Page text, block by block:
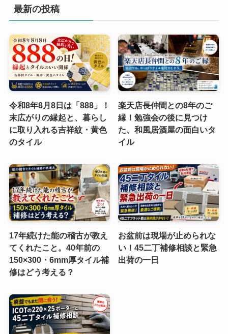
最新の投稿
令和8年8月8日は「888」！
末広がりの縁起と、暮らし
に取り入れる吉祥紋・黄色
のタイル
楽天店長仲間との8年のご
縁！勉強会の後に見つけ
た、和風居酒屋の面白いタ
イル
17年続けた能の稽古が教え
てくれたこと。40年前の
150×300・6mm厚タイル補
修はどう考える？
お盆前は現場が止められな
い！45二丁補修相談と緊急
出荷の一日